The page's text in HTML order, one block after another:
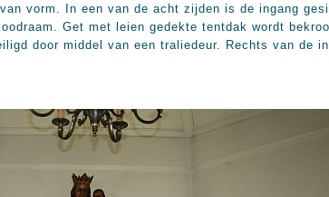
vorm. In een van de acht zijden is de ingang
Get met leien gedekte tentdak wordt
door middel van een traliedeur. Rechts van de